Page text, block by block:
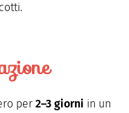
per 2–3 giorni in un